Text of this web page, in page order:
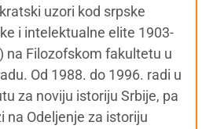
uzori kod srpske
i intelektualne elite 1903-
na Filozofskom fakultetu u
Od 1988. do 1996. radi u
za noviju istoriju Srbije, pa
na Odeljenje za istoriju